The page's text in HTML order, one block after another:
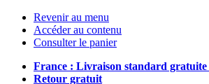
Revenir au menu
Accéder au contenu
Consulter le panier
France : Livraison standard gratuite
Retour gratuit